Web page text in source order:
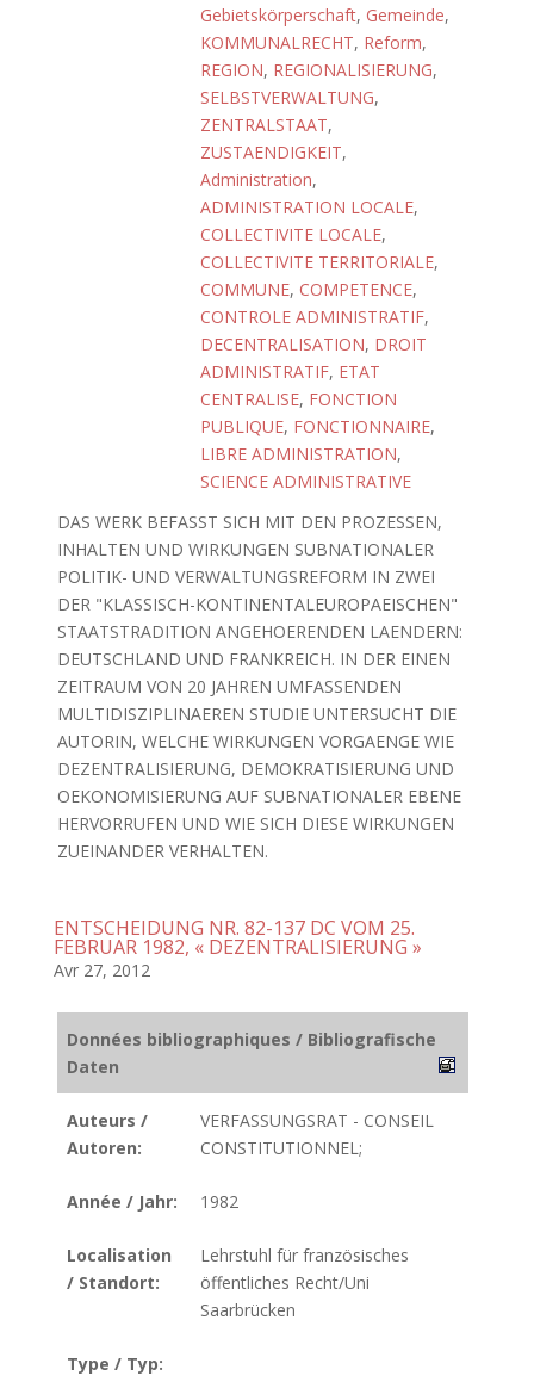
Gebietskörperschaft, Gemeinde,
KOMMUNALRECHT, Reform,
REGION, REGIONALISIERUNG,
SELBSTVERWALTUNG,
ZENTRALSTAAT,
ZUSTAENDIGKEIT,
Administration,
ADMINISTRATION LOCALE,
COLLECTIVITE LOCALE,
COLLECTIVITE TERRITORIALE,
COMMUNE, COMPETENCE,
CONTROLE ADMINISTRATIF,
DECENTRALISATION, DROIT
ADMINISTRATIF, ETAT
CENTRALISE, FONCTION
PUBLIQUE, FONCTIONNAIRE,
LIBRE ADMINISTRATION,
SCIENCE ADMINISTRATIVE
DAS WERK BEFASST SICH MIT DEN PROZESSEN,
INHALTEN UND WIRKUNGEN SUBNATIONALER
POLITIK- UND VERWALTUNGSREFORM IN ZWEI
DER "KLASSISCH-KONTINENTALEUROPAEISCHEN"
STAATSTRADITION ANGEHOERENDEN LAENDERN:
DEUTSCHLAND UND FRANKREICH. IN DER EINEN
ZEITRAUM VON 20 JAHREN UMFASSENDEN
MULTIDISZIPLINAEREN STUDIE UNTERSUCHT DIE
AUTORIN, WELCHE WIRKUNGEN VORGAENGE WIE
DEZENTRALISIERUNG, DEMOKRATISIERUNG UND
OEKONOMISIERUNG AUF SUBNATIONALER EBENE
HERVORRUFEN UND WIE SICH DIESE WIRKUNGEN
ZUEINANDER VERHALTEN.
ENTSCHEIDUNG NR. 82-137 DC VOM 25.
FEBRUAR 1982, « DEZENTRALISIERUNG »
Avr 27, 2012
Données bibliographiques / Bibliografische
Daten
Auteurs /
Autoren:
VERFASSUNGSRAT - CONSEIL
CONSTITUTIONNEL;
Année / Jahr: 1982
Localisation
/ Standort:
Lehrstuhl für französisches
öffentliches Recht/Uni
Saarbrücken
Type / Typ: